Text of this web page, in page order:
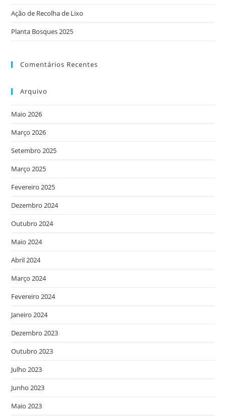
Ação de Recolha de Lixo
Planta Bosques 2025
Comentários Recentes
Arquivo
Maio 2026
Março 2026
Setembro 2025
Março 2025
Fevereiro 2025
Dezembro 2024
Outubro 2024
Maio 2024
Abril 2024
Março 2024
Fevereiro 2024
Janeiro 2024
Dezembro 2023
Outubro 2023
Julho 2023
Junho 2023
Maio 2023